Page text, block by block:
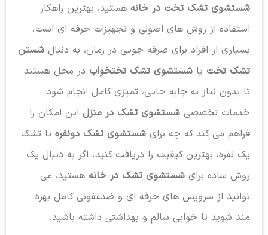
شستشوی تشک تخت در خانههستید، بهترین راهکار
استفاده از روش های اصولی و تجهیزات حرفه ای است.
بسیاری از افراد برای صرفه جویی در زمان، به دنبال شستن
تشک تختیا شستشوی تشک تختخوابدر محل هستند
تا بدون نیاز به جابه جایی، تمیزی کامل انجام شود.
خدمات تخصصی شستشوی تشک در منزلاین امکان را
فراهم می کند که چه برای شستشوی تشک دونفرهیا تشک
یک نفره، بهترین کیفیت را دریافت کنید. اگر به دنبال یک
روش ساده برای شستشوی تشک در خانههستید، می
توانید از سرویس های حرفه ای و ضدعفونی کامل بهره
مند شوید تا خوابی سالم و بهداشتی داشته باشید.